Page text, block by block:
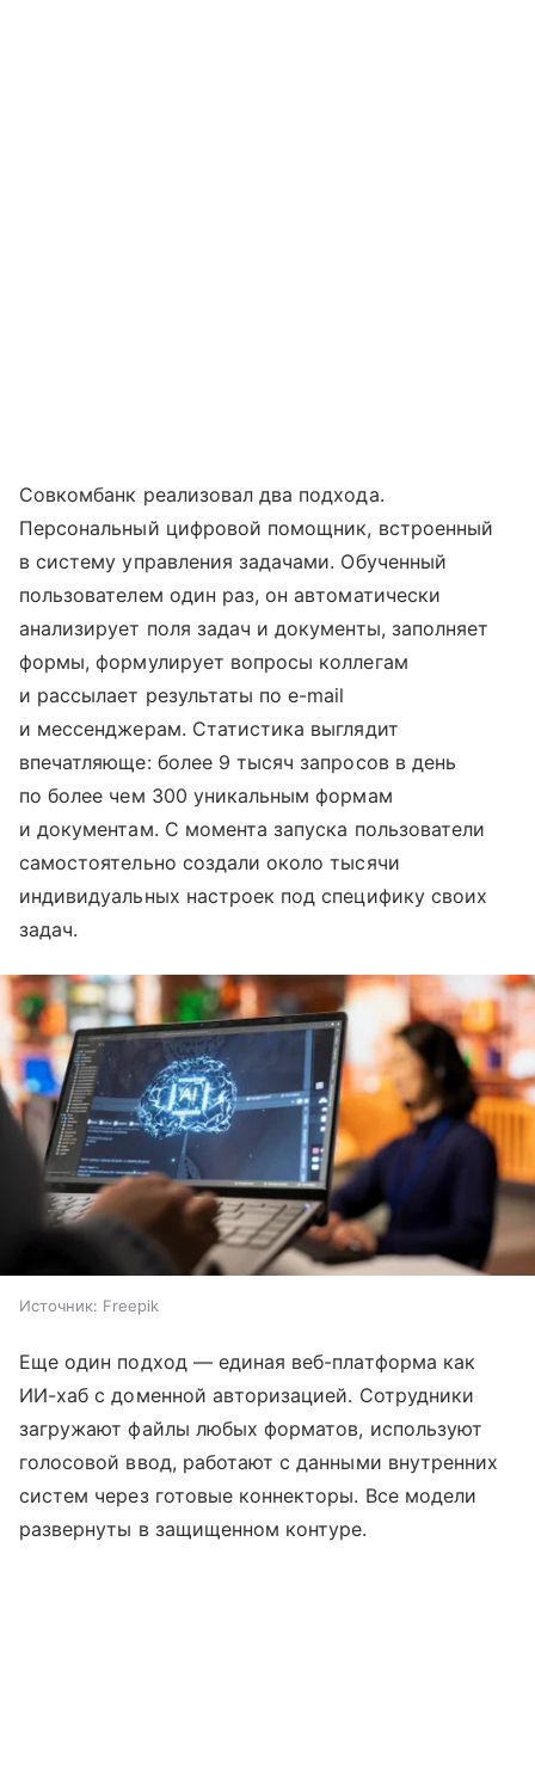
Совкомбанк реализовал два подхода.
Персональный цифровой помощник, встроенный
в систему управления задачами. Обученный
пользователем один раз, он автоматически
анализирует поля задач и документы, заполняет
формы, формулирует вопросы коллегам
и рассылает результаты по e-mail
и мессенджерам. Статистика выглядит
впечатляюще: более 9 тысяч запросов в день
по более чем 300 уникальным формам
и документам. С момента запуска пользователи
самостоятельно создали около тысячи
индивидуальных настроек под специфику своих
задач.
Источник: Freepik
Еще один подход — единая веб-платформа как
ИИ-хаб с доменной авторизацией. Сотрудники
загружают файлы любых форматов, используют
голосовой ввод, работают с данными внутренних
систем через готовые коннекторы. Все модели
развернуты в защищенном контуре.